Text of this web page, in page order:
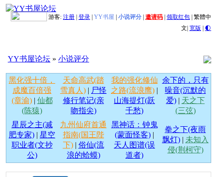
游客: 注册 登录 YY书屋 小说评分 邀请码 领取红包 繁體中
文| 宽版 | 🌓
YY书屋论坛 » 小说评分
黑化强十倍，
成魔百倍强
(章渝)| 仙都
(陈猿)
天命高武(踏
雪真人) | 尸怪
修行笔记(亲
吻指尖)
我的强化修仙
之路(流浪鹰) |
山海提灯(跃
千愁)
余下的，只有
噪音(沉默的
爱)| 天之下
(三弦)
星辰之主(减
肥专家) | 星空
职业者(文抄
公)
九州仙府首通
指南(国王陛
下)| 俗仙(流
浪的蛤蟆)
黑神话：钟鬼
(蒙面怪客) |
天人图谱(误
道者)
拳之下(夜雨
飘灯)| 未知入
侵(荆柯守)